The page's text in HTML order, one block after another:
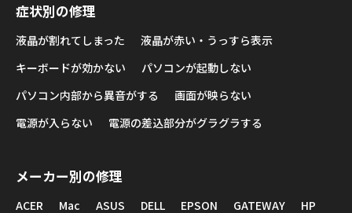
症状別の修理
液晶が割れてしまった
液晶が赤い・うっすら表示
キーボードが効かない
パソコンが起動しない
パソコン内部から異音がする
画面が映らない
電源が入らない
電源の差込部分がグラグラする
メーカー別の修理
ACER Mac ASUS DELL EPSON GATEWAY
HP